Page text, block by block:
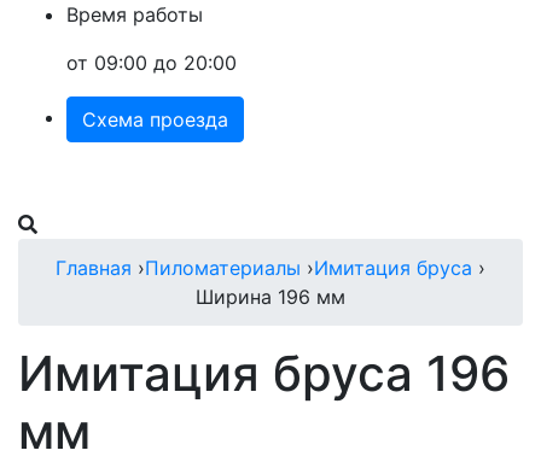
Время работы
от 09:00 до 20:00
Схема проезда
Главная ›Пиломатериалы ›Имитация бруса ›
Ширина 196 мм
Имитация бруса 196
мм